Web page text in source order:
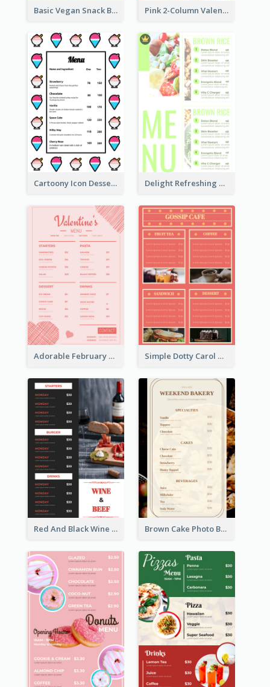
Basic Vegan Snack Bar Menu Design Pink 2-Column Valentine's Day Menu For Tea
Cartoony Icon Dessert Menu Design Ideas Delight Refreshing Green Menu Design Idea
Adorable February Seasonal Menu Design Ideas Simple Dotty Carol New Year Menu Design Idea
Red And Black Wine Restaurant Menu Brown Cake Photo Bakery Menu